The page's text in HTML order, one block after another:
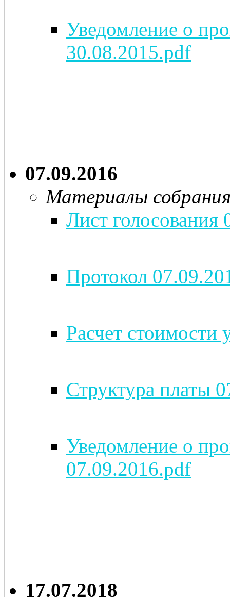
Уведомление о
30.08.2015.pdf
07.09.2016
Материалы
Лист голосования
Протокол
Расчет стоимости
Структура платы
Уведомление о
07.09.2016.pdf
17.07.2018